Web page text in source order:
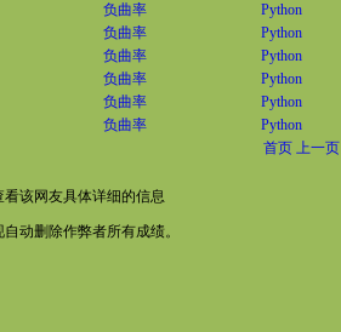
负曲率 Python
负曲率 Python
负曲率 Python
负曲率 Python
负曲率 Python
负曲率 Python
首页 上一页
看该网友具体详细的信息
动删除作弊者所有成绩。